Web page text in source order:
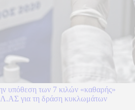
υπόθεση των 7 κιλών «καθαρής»
για τη δράση κυκλωμάτων